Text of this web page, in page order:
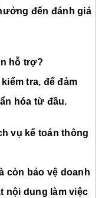
đến đánh giá
hỗ trợ?
tra, để đảm
hóa từ đầu.
vụ kế toán thông
còn bảo vệ doanh
nội dung làm việc